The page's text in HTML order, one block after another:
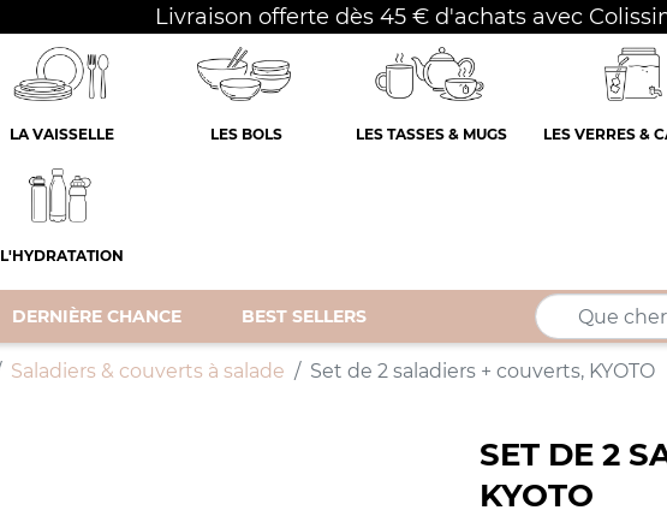
Livraison offerte dès 45 € d'achats avec
LA VAISSELLE LES BOLS LES TASSES & MUGS LES VERRES &
L'HYDRATATION
DERNIÈRE CHANCE BEST SELLERS
Saladiers & couverts à salade Set de 2 saladiers + couverts, KYOTO
SET DE 2
KYOTO